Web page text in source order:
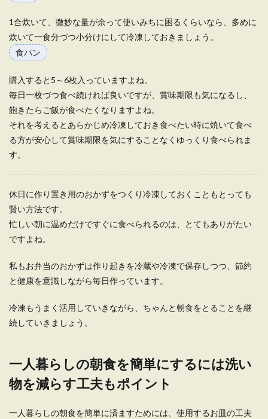
1合炊いて、微妙な量が余って使いみちに困るくらいなら、多めに
炊いて一食分づつ小分けにして冷凍しておきましょう。
食パン
購入すると5～6枚入っていますよね。
毎日一枚づつ食べ続ければ良いですが、賞味期限も気になるし、
飽きたらご飯が食べたくなりますよね。
それを考えるとあらかじめ冷凍しておき食べたい時に焼いて食べ
る方が安心して賞味期限を気にすることなくゆっくり食べられま
す。
休日に作り置き用のおかずをつくり冷凍しておくこともとっても
賢い方法です。
忙しい朝に温めだけですぐに食べられるのは、とてもありがたい
ですよね。
私もお弁当のおかずは作り起きを冷蔵や冷凍で保存しつつ、節約
と健康を意識しながら毎日作っています。
冷凍もうまく活用していきながら、ちゃんと朝食をとることを継
続していきましょう。
一人暮らしの朝食を簡単にするには洗い
物を減らす工夫もポイント
一人暮らしの朝食を簡単に済ますためには、使用するお皿の工夫